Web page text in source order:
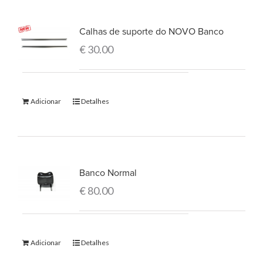
Calhas de suporte do NOVO Banco
€30.00
Adicionar Detalhes
Banco Normal
€80.00
Adicionar Detalhes